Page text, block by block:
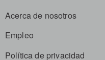
Acerca de nosotros
Empleo
Política de privacidad